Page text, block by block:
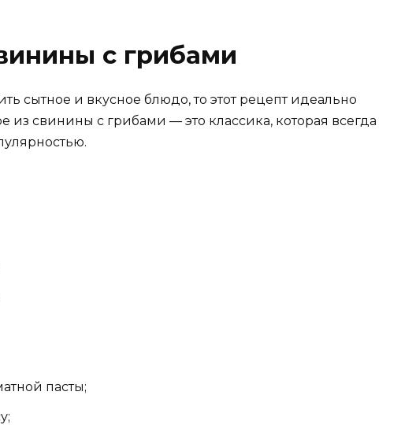
с грибами
сытное и вкусное блюдо, то этот рецепт идеально
из свинины с грибами — это классика, которая всегда
пасты;